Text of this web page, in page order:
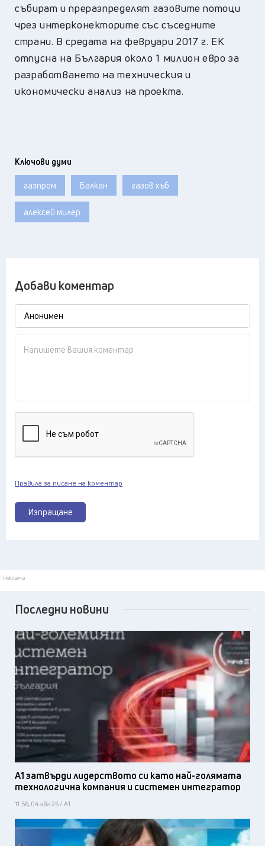
събират и преразпределят газовите потоци
чрез интерконекторите със съседните
страни. В средата на февруари 2017 г. ЕК
отпусна на България около 1 милион евро за
разработването на техническия и
икономически анализ на проекта.
Ключови думи
газпром Балкан газов хъб
алексей милер
Добави коментар
Изпращане
Правила за писане на коментар
Реклама
Последни новини
А1 затвърди лидерството си като най-голямата
технологична компания и системен интегратор
11:56, 04 авг 26 / А1